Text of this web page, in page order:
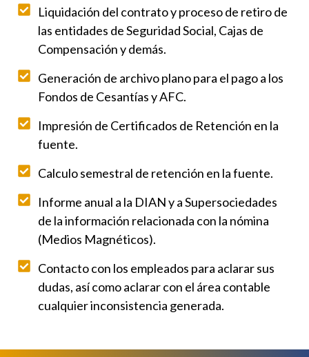
Liquidación del contrato y proceso de retiro de
las entidades de Seguridad Social, Cajas de
Compensación y demás.
Generación de archivo plano para el pago a los
Fondos de Cesantías y AFC.
Impresión de Certificados de Retención en la
fuente.
Calculo semestral de retención en la fuente.
Informe anual a la DIAN y a Supersociedades
de la información relacionada con la nómina
(Medios Magnéticos).
Contacto con los empleados para aclarar sus
dudas, así como aclarar con el área contable
cualquier inconsistencia generada.